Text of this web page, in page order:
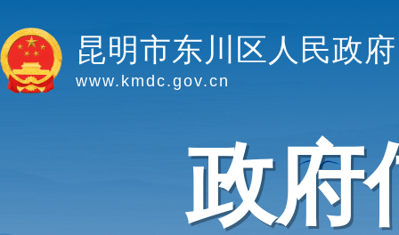
昆明市东川区人民政府
www.kmdc.gov.cn
政府